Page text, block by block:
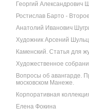
Георгий Александрович
Ростислав Барто -
Анатолий Иванович
Художник Арсений Шульц
Каменский. Статья для
Художественное
Вопросы об авангарде.
московском Манеже.
Корпоративная
Елена Фокина